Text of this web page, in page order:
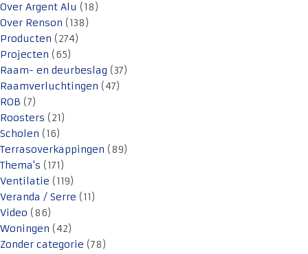
Over Argent Alu (18)
Over Renson (138)
Producten (274)
Projecten (65)
Raam- en deurbeslag (37)
Raamverluchtingen (47)
ROB (7)
Roosters (21)
Scholen (16)
Terrasoverkappingen (89)
Thema's (171)
Ventilatie (119)
Veranda / Serre (11)
Video (86)
Woningen (42)
Zonder categorie (78)